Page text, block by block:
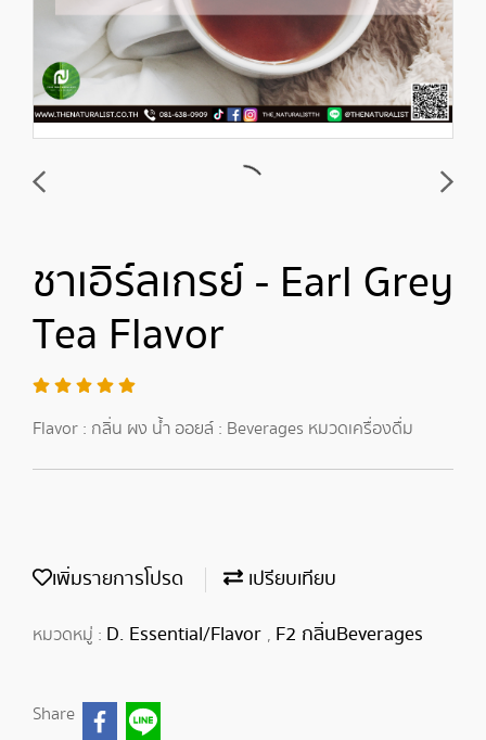
ชาเอิร์ลเกรย์ - Earl Grey
Tea Flavor
Flavor : กลิ่น ผง น้ำ ออยล์ : Beverages หมวดเครื่องดื่ม
เพิ่มรายการโปรด เปรียบเทียบ
หมวดหมู่ : D. Essential/Flavor , F2 กลิ่นBeverages
Share